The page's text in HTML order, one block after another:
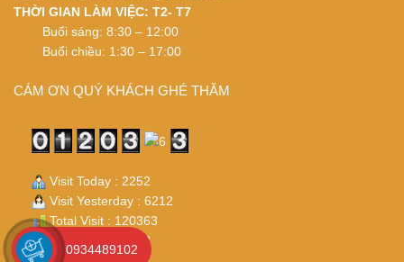
THỜI GIAN LÀM VIỆC: T2- T7
Buổi sáng: 8:30 – 12:00
Buổi chiều: 1:30 – 17:00
CÁM ƠN QUÝ KHÁCH GHÉ THĂM
Visit Today : 2252
Visit Yesterday : 6212
Total Visit : 120363
Who's Online : 32
0934489102